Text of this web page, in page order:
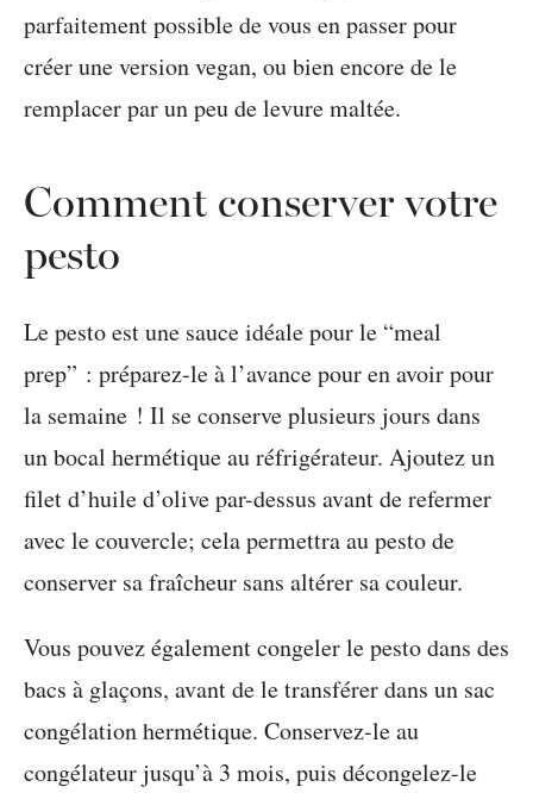
parfaitement possible de vous en passer pour
créer une version vegan, ou bien encore de le
remplacer par un peu de levure maltée.
Comment conserver votre
pesto
Le pesto est une sauce idéale pour le “meal
prep” : préparez-le à l’avance pour en avoir pour
la semaine ! Il se conserve plusieurs jours dans
un bocal hermétique au réfrigérateur. Ajoutez un
filet d’huile d’olive par-dessus avant de refermer
avec le couvercle; cela permettra au pesto de
conserver sa fraîcheur sans altérer sa couleur.
Vous pouvez également congeler le pesto dans des
bacs à glaçons, avant de le transférer dans un sac
congélation hermétique. Conservez-le au
congélateur jusqu’à 3 mois, puis décongelez-le